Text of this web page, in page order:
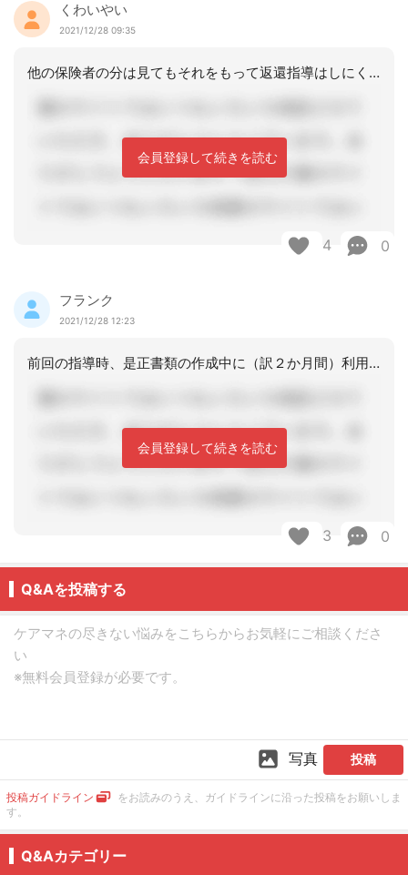
くわいやい
2021/12/28 09:35
他の保険者の分は見てもそれをもって返還指導はしにくいので、該当する保険者のものを
会員登録して続きを読む
4 0
フランク
2021/12/28 12:23
前回の指導時、是正書類の作成中に（訳２か月間）利用者が亡くなり対処から外されまし
会員登録して続きを読む
3 0
Q&Aを投稿する
写真 投稿
投稿ガイドライン
をお読みのうえ、ガイドラインに沿った投稿をお願いしま
す。
Q&Aカテゴリー